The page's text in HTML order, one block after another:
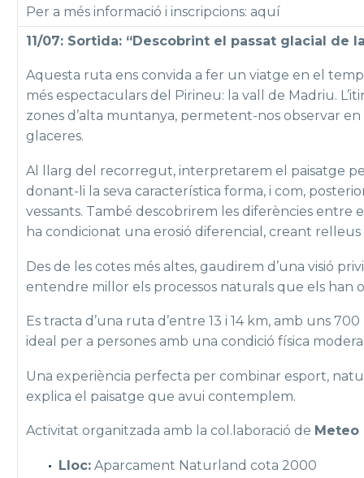
Per a més informació i inscripcions: aquí
11/07: Sortida: “Descobrint el passat glacial de
Aquesta ruta ens convida a fer un viatge en el
més espectaculars del Pirineu: la vall de Madriu.
zones d’alta muntanya, permetent-nos observar
glaceres.
Al llarg del recorregut, interpretarem el paisatge
donant-li la seva característica forma, i com,
vessants. També descobrirem les diferències entre
ha condicionat una erosió diferencial, creant relleus
Des de les cotes més altes, gaudirem d’una visió
entendre millor els processos naturals que els han
Es tracta d’una ruta d’entre 13 i 14 km, amb uns
ideal per a persones amb una condició física
Una experiència perfecta per combinar esport,
explica el paisatge que avui contemplem.
Activitat organitzada amb la col.laboració de Meteo
Lloc: Aparcament Naturland cota 2000